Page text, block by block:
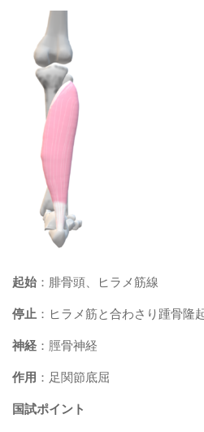
起始 ：腓骨頭、ヒラメ筋線
停止 ：ヒラメ筋と合わさり踵骨隆
神経 ：脛骨神経
作用 ：足関節底屈
国試ポイント